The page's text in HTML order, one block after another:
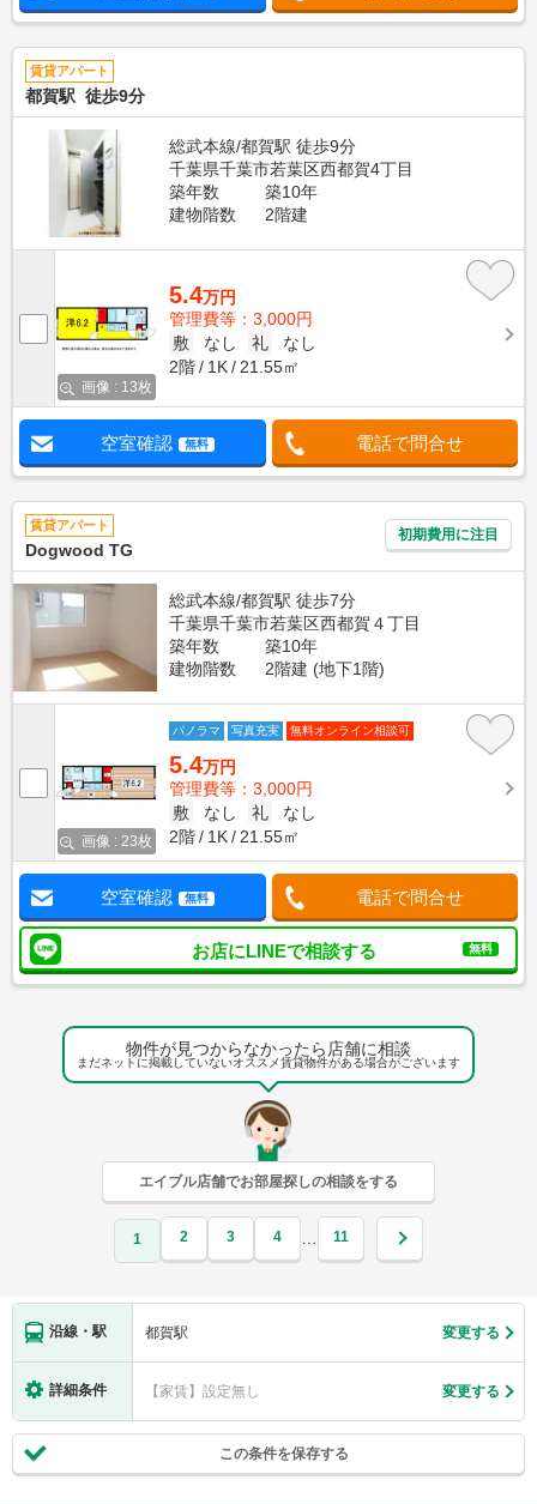
賃貸アパート
都賀駅 徒歩9分
総武本線/都賀駅 徒歩9分
千葉県千葉市若葉区西都賀4丁目
築年数
築10年
建物階数
2階建
画像 : 13枚
5.4万円
管理費等：3,000円
敷
なし 礼
なし
2階
1K 21.55㎡
空室確認 無料 電話で問合せ
賃貸アパート
Dogwood TG
初期費用に注目
総武本線/都賀駅 徒歩7分
千葉県千葉市若葉区西都賀４丁目
築年数
築10年
建物階数
2階建 (地下1階)
画像 : 23枚
パノラマ 写真充実 無料オンライン相談可
5.4万円
管理費等：3,000円
敷
なし 礼
なし
2階
1K 21.55㎡
空室確認 無料 電話で問合せ
お店にLINEで相談する 無料
物件が見つからなかったら店舗に相談
まだネットに掲載していないオススメ賃貸物件がある場合がございます
エイブル店舗でお部屋探しの相談をする
1 2 3 4 … 11
沿線・駅 都賀駅 変更する
詳細条件 【家賃】設定無し 変更する
この条件を保存する